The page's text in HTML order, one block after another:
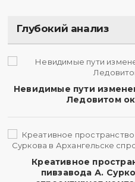
Глубокий анализ
Невидимые пути
Ледовитом
Креативное
пивзавода А.